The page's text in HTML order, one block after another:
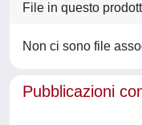
File in questo
Non ci sono file
Pubblicazioni